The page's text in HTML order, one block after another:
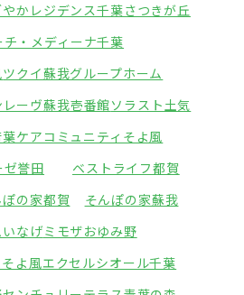
やかレジデンス千葉さつきが丘
チ・メディーナ千葉
ツクイ蘇我グループホーム
レーヴ蘇我壱番館ソラスト土気
葉ケアコミュニティそよ風
ゼ誉田
ベストライフ都賀
ぽの家都賀
そんぽの家蘇我
なげミモザおゆみ野
よ風エクセルシオール千葉